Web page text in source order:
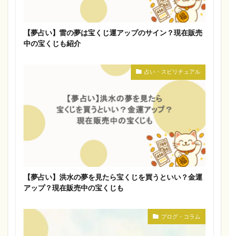
【夢占い】雷の夢は宝くじ運アップのサイン？現在販売
中の宝くじも紹介
占い・スピリチュアル
【夢占い】洪水の夢を見たら宝くじを買うといい？金運
アップ？現在販売中の宝くじも
ブログ・コラム